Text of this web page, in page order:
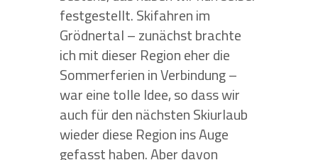
festgestellt. Skifahren im
Grödnertal – zunächst brachte
ich mit dieser Region eher die
Sommerferien in Verbindung –
war eine tolle Idee, so dass wir
auch für den nächsten Skiurlaub
wieder diese Region ins Auge
gefasst haben. Aber davon